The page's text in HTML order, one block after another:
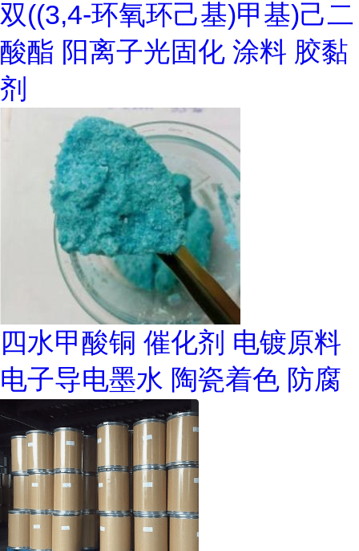
双((3,4-环氧环己基)甲基)己二
酸酯 阳离子光固化 涂料 胶黏
剂
四水甲酸铜 催化剂 电镀原料
电子导电墨水 陶瓷着色 防腐